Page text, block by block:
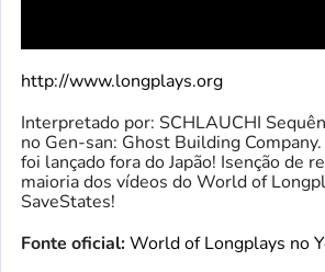
http://www.longplays.org
Interpretado por: SCHLAUCHI
no Gen-san: Ghost Building
foi lançado fora do Japão! Isenção de
maioria dos vídeos do World of
SaveStates!
Fonte oficial:World of Longplays no